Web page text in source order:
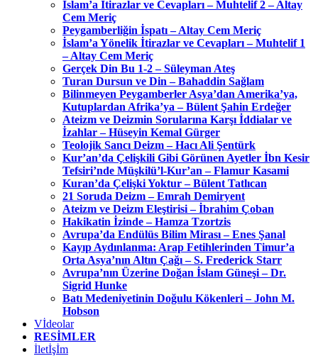
İslam’a İtirazlar ve Cevapları – Muhtelif 2 – Altay
Cem Meriç
Peygamberliğin İspatı – Altay Cem Meriç
İslam’a Yönelik İtirazlar ve Cevapları – Muhtelif 1
– Altay Cem Meriç
Gerçek Din Bu 1-2 – Süleyman Ateş
Turan Dursun ve Din – Bahaddin Sağlam
Bilinmeyen Peygamberler Asya’dan Amerika’ya,
Kutuplardan Afrika’ya – Bülent Şahin Erdeğer
Ateizm ve Deizmin Sorularına Karşı İddialar ve
İzahlar – Hüseyin Kemal Gürger
Teolojik Sancı Deizm – Hacı Ali Şentürk
Kur’an’da Çelişkili Gibi Görünen Ayetler İbn Kesir
Tefsiri’nde Müşkilü’l-Kur’an – Flamur Kasami
Kuran’da Çelişki Yoktur – Bülent Tatlıcan
21 Soruda Deizm – Emrah Demiryent
Ateizm ve Deizm Eleştirisi – İbrahim Çoban
Hakikatin İzinde – Hamza Tzortzis
Avrupa’da Endülüs Bilim Mirası – Enes Şanal
Kayıp Aydınlanma: Arap Fetihlerinden Timur’a
Orta Asya’nın Altın Çağı – S. Frederick Starr
Avrupa’nın Üzerine Doğan İslam Güneşi – Dr.
Sigrid Hunke
Batı Medeniyetinin Doğulu Kökenleri – John M.
Hobson
Vİdeolar
RESİMLER
İletİşİm